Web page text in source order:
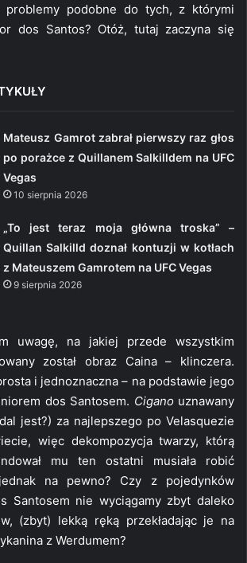
problemy podobne do tych, z którymi
dos Santos? Otóż, tutaj zaczyna się
Mateusz Gamrot zabrał pierwszy raz głos
po porażce z Quillanem Salkilldem na UFC
Vegas
10 sierpnia 2026
„To jest teraz moja główna troska” –
Quillan Salkilld doznał kontuzji w kotłach
z Mateuszem Gamrotem na UFC Vegas
9 sierpnia 2026
uwagę, na jakiej przede wszystkim
został obraz Caina – klinczera.
i jednoznaczna – na podstawie jego
dos Santosem. Ciganouznawany
jest?) za najlepszego po Velasquezie
więc dekompozycja twarzy, którą
mu ten ostatni musiała robić
na pewno? Czy z pojedynków
Santosem nie wyciągamy zbyt daleko
(zbyt) lekką ręką przekładając je na
z Werdumem?